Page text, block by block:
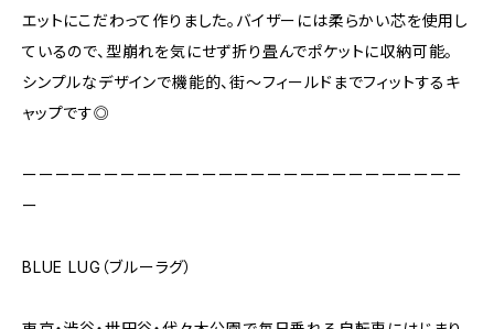
エットにこだわって作りました。バイザーには柔らかい芯を使用し
ているので、型崩れを気にせず折り畳んでポケットに収納可能。
シンプルなデザインで機能的、街〜フィールドまでフィットするキ
ャップです◎
ーーーーーーーーーーーーーーーーーーーーーーーーーーー
ー
BLUE LUG（ブルーラグ）